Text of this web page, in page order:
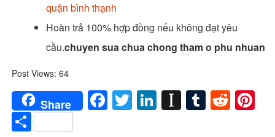
quận bình thạnh
Hoàn trả 100% hợp đồng nếu không đạt yêu
cầu.chuyen sua chua chong tham o phu nhuan
Post Views: 64
Share Facebook
Twitter
LinkedIn
Instapaper
Tumblr
Share